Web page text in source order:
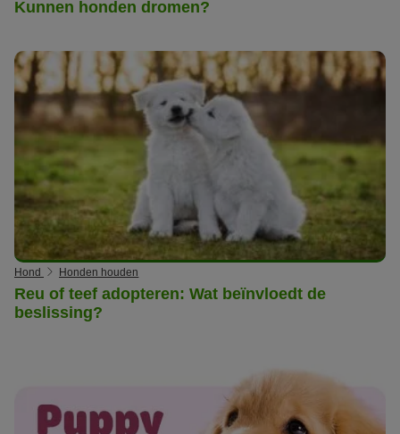
Kunnen honden dromen?
Hond Honden houden
Reu of teef adopteren: Wat beïnvloedt de
beslissing?